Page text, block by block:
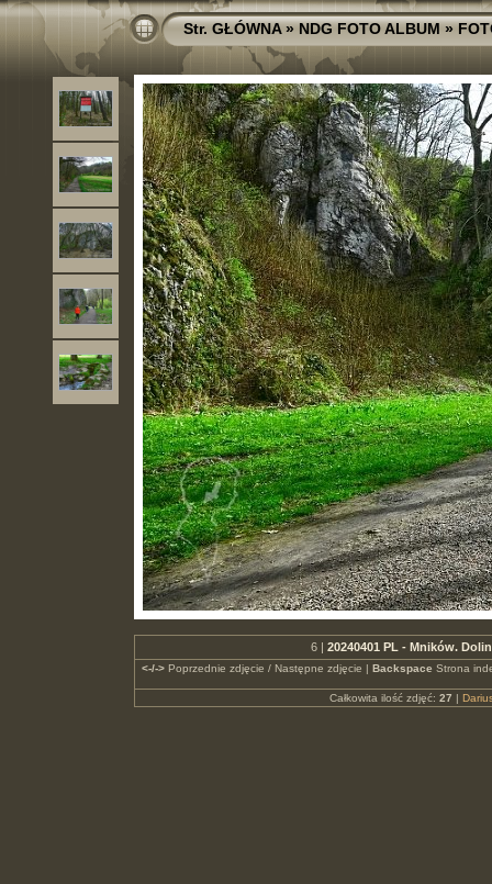
Str. GŁÓWNA»NDG FOTO ALBUM»
6 | 20240401 PL - Mników.
<-/->Poprzednie zdjęcie / Następne zdjęcie | Backspace Strona
Całkowita ilość zdjęć: 27 |